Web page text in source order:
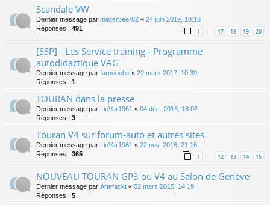
Scandale VW
Dernier message par misterbeer82 « 24 juin 2019, 18:16
Réponses : 491 1 17 18 19 20
[SSP] - Les Service training - Programme
autodidactique VAG
Dernier message par farnouche « 22 mars 2017, 10:39
Réponses : 1
TOURAN dans la presse
Dernier message par LioVar1961 « 04 déc. 2016, 18:02
Réponses : 3
Touran V4 sur forum-auto et autres sites
Dernier message par LioVar1961 « 22 nov. 2016, 21:16
Réponses : 365 1 12 13 14 15
NOUVEAU TOURAN GP3 ou V4 au Salon de Genève
Dernier message par Artefackt « 02 mars 2015, 14:19
Réponses : 5